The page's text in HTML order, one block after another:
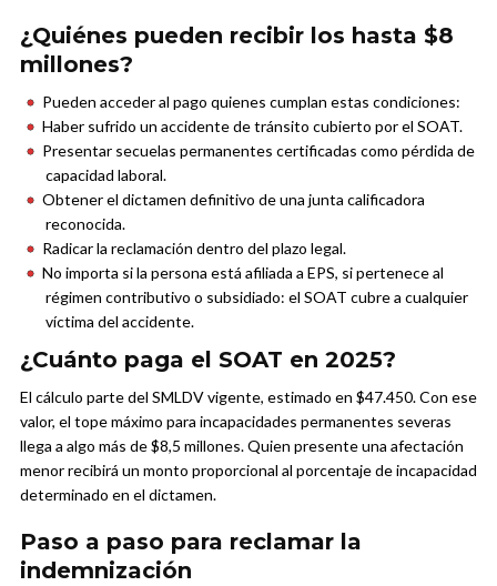
¿Quiénes pueden recibir los hasta $8
millones?
Pueden acceder al pago quienes cumplan estas condiciones:
Haber sufrido un accidente de tránsito cubierto por el SOAT.
Presentar secuelas permanentes certificadas como pérdida de
capacidad laboral.
Obtener el dictamen definitivo de una junta calificadora
reconocida.
Radicar la reclamación dentro del plazo legal.
No importa si la persona está afiliada a EPS, si pertenece al
régimen contributivo o subsidiado: el SOAT cubre a cualquier
víctima del accidente.
¿Cuánto paga el SOAT en 2025?
El cálculo parte del SMLDV vigente, estimado en $47.450. Con ese
valor, el tope máximo para incapacidades permanentes severas
llega a algo más de $8,5 millones. Quien presente una afectación
menor recibirá un monto proporcional al porcentaje de incapacidad
determinado en el dictamen.
Paso a paso para reclamar la
indemnización